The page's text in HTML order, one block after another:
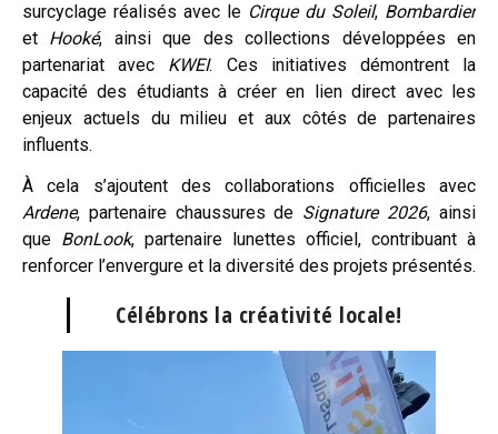
surcyclage réalisés avec le Cirque du Soleil, Bombardier
et Hooké, ainsi que des collections développées en
partenariat avec KWEI. Ces initiatives démontrent la
capacité des étudiants à créer en lien direct avec les
enjeux actuels du milieu et aux côtés de partenaires
influents.
À cela s’ajoutent des collaborations officielles avec
Ardene, partenaire chaussures de Signature 2026, ainsi
que BonLook, partenaire lunettes officiel, contribuant à
renforcer l’envergure et la diversité des projets présentés.
Célébrons la créativité locale!